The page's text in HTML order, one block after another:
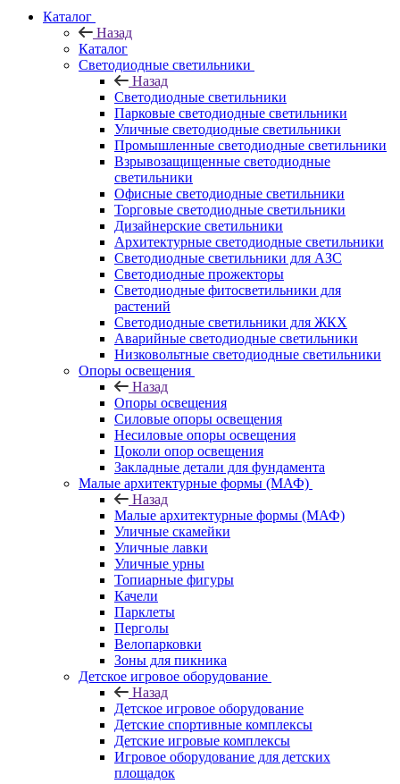
Каталог
Назад
Каталог
Светодиодные светильники
Назад
Светодиодные светильники
Парковые светодиодные светильники
Уличные светодиодные светильники
Промышленные светодиодные светильники
Взрывозащищенные светодиодные
светильники
Офисные светодиодные светильники
Торговые светодиодные светильники
Дизайнерские светильники
Архитектурные светодиодные светильники
Светодиодные светильники для АЗС
Светодиодные прожекторы
Светодиодные фитосветильники для
растений
Светодиодные светильники для ЖКХ
Аварийные светодиодные светильники
Низковольтные светодиодные светильники
Опоры освещения
Назад
Опоры освещения
Силовые опоры освещения
Несиловые опоры освещения
Цоколи опор освещения
Закладные детали для фундамента
Малые архитектурные формы (МАФ)
Назад
Малые архитектурные формы (МАФ)
Уличные скамейки
Уличные лавки
Уличные урны
Топиарные фигуры
Качели
Парклеты
Перголы
Велопарковки
Зоны для пикника
Детское игровое оборудование
Назад
Детское игровое оборудование
Детские спортивные комплексы
Детские игровые комплексы
Игровое оборудование для детских
площадок